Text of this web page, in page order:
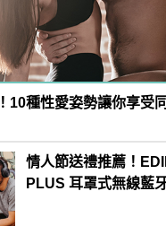
10種性愛姿勢讓你享受
情人節送禮推薦！
PLUS 耳罩式無線藍